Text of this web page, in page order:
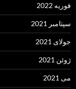
فوریه 2022
سپتامبر 2021
جولای 2021
ژوئن 2021
می 2021